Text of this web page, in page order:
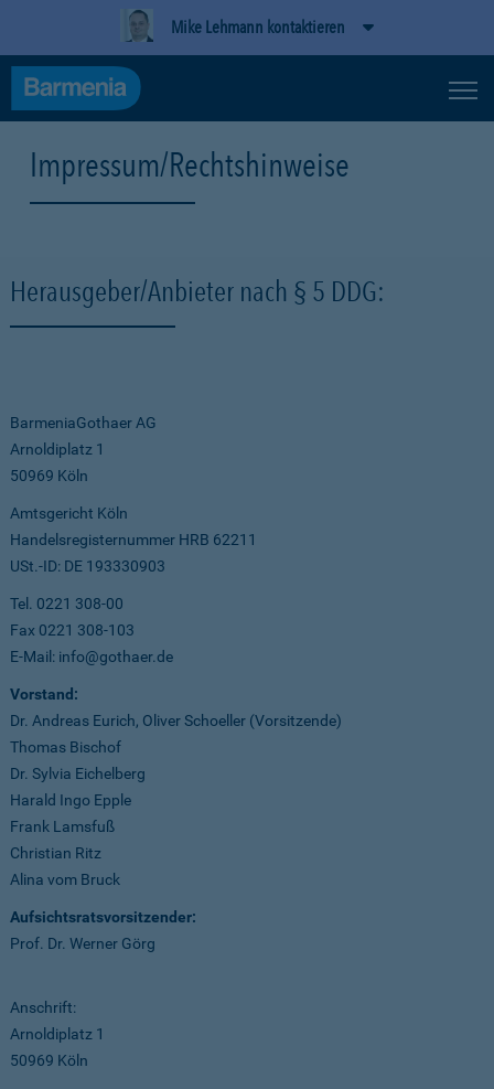
Mike Lehmann kontaktieren
Impressum/Rechtshinweise
Herausgeber/Anbieter nach § 5 DDG:
BarmeniaGothaer AG
Arnoldiplatz 1
50969 Köln
Amtsgericht Köln
Handelsregisternummer HRB 62211
USt.-ID: DE 193330903
Tel. 0221 308-00
Fax 0221 308-103
E-Mail: info@gothaer.de
Vorstand:
Dr. Andreas Eurich, Oliver Schoeller (Vorsitzende)
Thomas Bischof
Dr. Sylvia Eichelberg
Harald Ingo Epple
Frank Lamsfuß
Christian Ritz
Alina vom Bruck
Aufsichtsratsvorsitzender:
Prof. Dr. Werner Görg
Anschrift:
Arnoldiplatz 1
50969 Köln